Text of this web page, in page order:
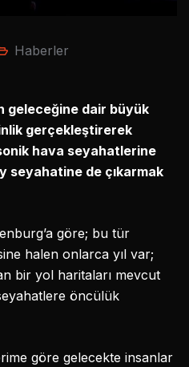
Haberler
geleceğine dair büyük
gerçekleştirerek
hava seyahatlerine
seyahatine de çıkarmak
göre; bu tür
halen onlarca yıl var;
bir yol haritaları mevcut
öncülük
göre gelecekte insanlar